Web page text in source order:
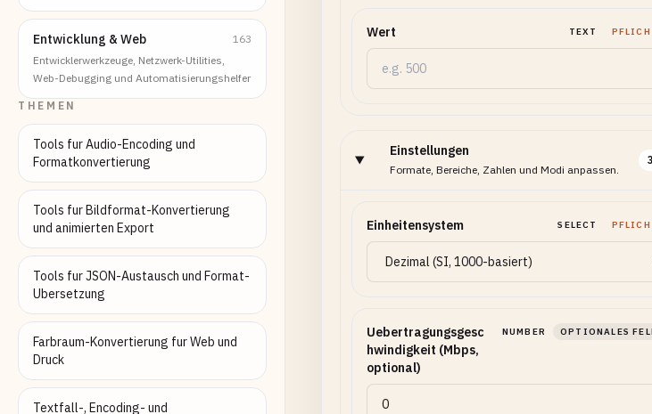
Entwicklung & Web
163
Entwicklerwerkzeuge, Netzwerk-Utilities,
Web-Debugging und Automatisierungshelfer
THEMEN
Tools fur Audio-Encoding und
Formatkonvertierung
Tools fur Bildformat-Konvertierung
und animierten Export
Tools fur JSON-Austausch und Format-
Ubersetzung
Farbraum-Konvertierung fur Web und
Druck
Textfall-, Encoding- und
Wert TEXT
Einstellungen
Formate, Bereiche, Zahlen und Modi anpassen.
3
Einheitensystem SELECT
Uebertragungsgesc
hwindigkeit (Mbps,
optional)
NUMBER OPTIONALES